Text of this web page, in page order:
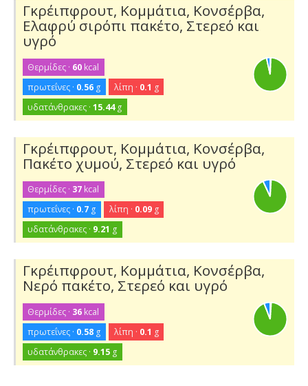
Γκρέιπφρουτ, Κομμάτια, Κονσέρβα,
Ελαφρύ σιρόπι πακέτο, Στερεό και
υγρό
Θερμίδες · 60 kcal
πρωτεΐνες · 0.56 g λίπη · 0.1 g
υδατάνθρακες ·15.44g
Γκρέιπφρουτ, Κομμάτια, Κονσέρβα,
Πακέτο χυμού, Στερεό και υγρό
Θερμίδες · 37 kcal
πρωτεΐνες · 0.7 g λίπη · 0.09g
υδατάνθρακες · 9.21 g
Γκρέιπφρουτ, Κομμάτια, Κονσέρβα,
Νερό πακέτο, Στερεό και υγρό
Θερμίδες · 36 kcal
πρωτεΐνες · 0.58 g λίπη · 0.1 g
υδατάνθρακες · 9.15 g